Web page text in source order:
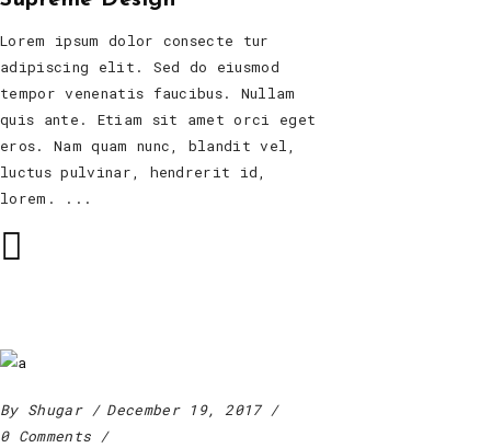
Lorem ipsum dolor consecte tur
adipiscing elit. Sed do eiusmod
tempor venenatis faucibus. Nullam
quis ante. Etiam sit amet orci eget
eros. Nam quam nunc, blandit vel,
luctus pulvinar, hendrerit id,
lorem.
By Shugar
December 19, 2017
0 Comments